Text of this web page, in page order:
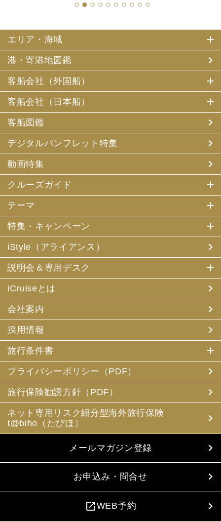
1 2 3 4 5 6 7 8 9 10
エリア・海域
港・寄港地図鑑
客船会社（外国船）
客船会社（日本船）
客船図鑑
デジタルパンフレット特集
動画特集
クルーズガイド
テーマ
特集・キャンペーン
iStyle（アライアンス）
説明会＆専用デスク
iCruiseとは
会社案内
採用情報
旅行条件書
プライバシーポリシー（PDF）
旅行保険勧誘方針（PDF）
ネット専用リスク細分型海外旅行保険
t@biho（たびほ）
メールマガジン登録
お申込み・問合せ
open_in_newWEB予約